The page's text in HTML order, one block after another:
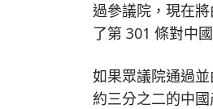
過參議院，現在
了第 301 條對中
如果眾議院通過
約三分之二的中